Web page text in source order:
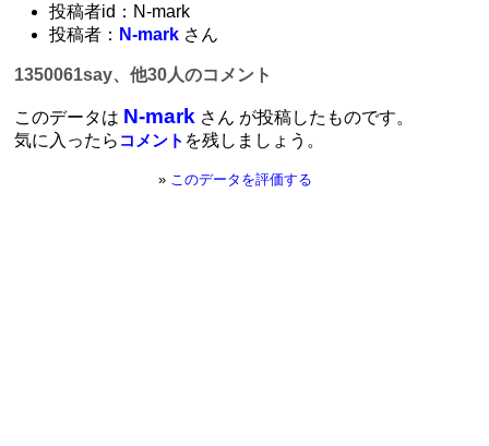
投稿者id：N-mark
投稿者： N-mark さん
1350061say、他30人のコメント
このデータは N-mark さん が投稿したものです。
気に入ったら コメント を残しましょう。
» このデータを評価する